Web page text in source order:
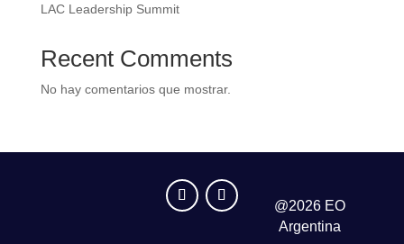
LAC Leadership Summit
Recent Comments
No hay comentarios que mostrar.
@2026 EO
Argentina